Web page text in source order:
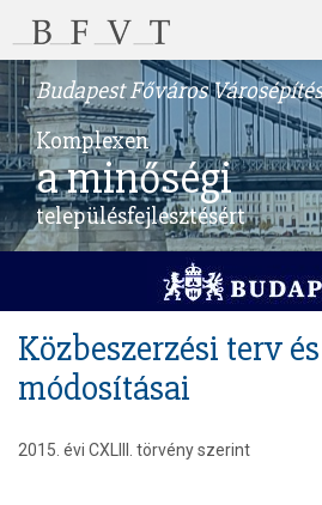
Budapest Főváros
Komplexen
a minőségi
településfejlesztésért
Közbeszerzési terv
módosításai
2015. évi CXLIII. törvény szerint